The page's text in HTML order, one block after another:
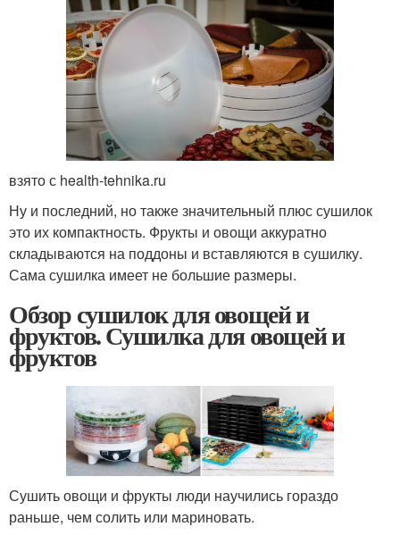
взято с health-tehnika.ru
Ну и последний, но также значительный плюс сушилок
это их компактность. Фрукты и овощи аккуратно
складываются на поддоны и вставляются в сушилку.
Сама сушилка имеет не большие размеры.
Обзор сушилок для овощей и
фруктов. Сушилка для овощей и
фруктов
Сушить овощи и фрукты люди научились гораздо
раньше, чем солить или мариновать.